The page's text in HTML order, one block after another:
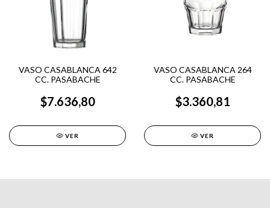
VASO CASABLANCA 642
CC. PASABACHE
$7.636,80
VER
VASO CASABLANCA 264
CC. PASABACHE
$3.360,81
VER